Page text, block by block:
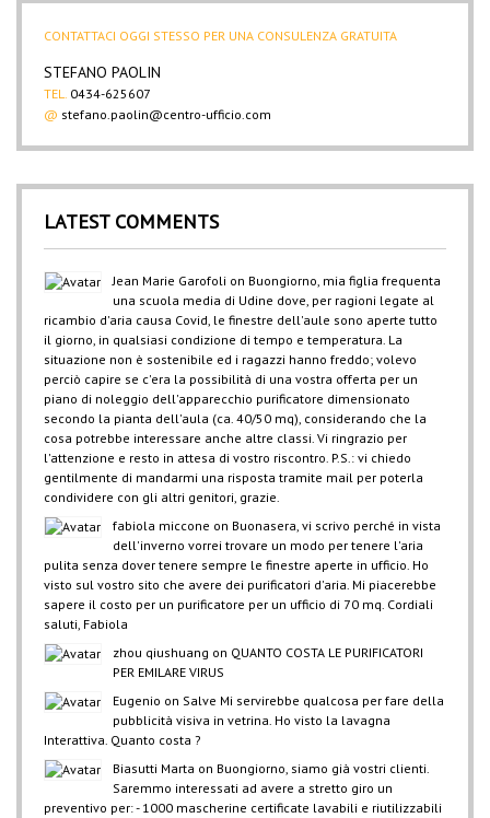
CONTATTACI OGGI STESSO PER UNA CONSULENZA GRATUITA
STEFANO PAOLIN
TEL. 0434-625607
@ stefano.paolin@centro-ufficio.com
LATEST COMMENTS
Jean Marie Garofoli on Buongiorno, mia figlia frequenta
una scuola media di Udine dove, per ragioni legate al
ricambio d'aria causa Covid, le finestre dell'aule sono aperte tutto
il giorno, in qualsiasi condizione di tempo e temperatura. La
situazione non è sostenibile ed i ragazzi hanno freddo; volevo
perciò capire se c'era la possibilità di una vostra offerta per un
piano di noleggio dell'apparecchio purificatore dimensionato
secondo la pianta dell'aula (ca. 40/50 mq), considerando che la
cosa potrebbe interessare anche altre classi. Vi ringrazio per
l'attenzione e resto in attesa di vostro riscontro. P.S.: vi chiedo
gentilmente di mandarmi una risposta tramite mail per poterla
condividere con gli altri genitori, grazie.
fabiola miccone on Buonasera, vi scrivo perché in vista
dell'inverno vorrei trovare un modo per tenere l'aria
pulita senza dover tenere sempre le finestre aperte in ufficio. Ho
visto sul vostro sito che avere dei purificatori d'aria. Mi piacerebbe
sapere il costo per un purificatore per un ufficio di 70 mq. Cordiali
saluti, Fabiola
zhou qiushuang on QUANTO COSTA LE PURIFICATORI
PER EMILARE VIRUS
Eugenio on Salve Mi servirebbe qualcosa per fare della
pubblicità visiva in vetrina. Ho visto la lavagna
Interattiva. Quanto costa ?
Biasutti Marta on Buongiorno, siamo già vostri clienti.
Saremmo interessati ad avere a stretto giro un
preventivo per: - 1000 mascherine certificate lavabili e riutilizzabili